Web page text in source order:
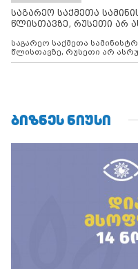
საგარეო საქმეთა
წლისთავზე, რუსეთი არ
საგარეო საქმეთა
წლისთავზე, რუსეთი არ
დადებულ 2008 წლის 12
მილიტარიზაციის პროცესს
ᲑᲘᲖᲜᲔᲡ ᲜᲘᲣᲡᲘ